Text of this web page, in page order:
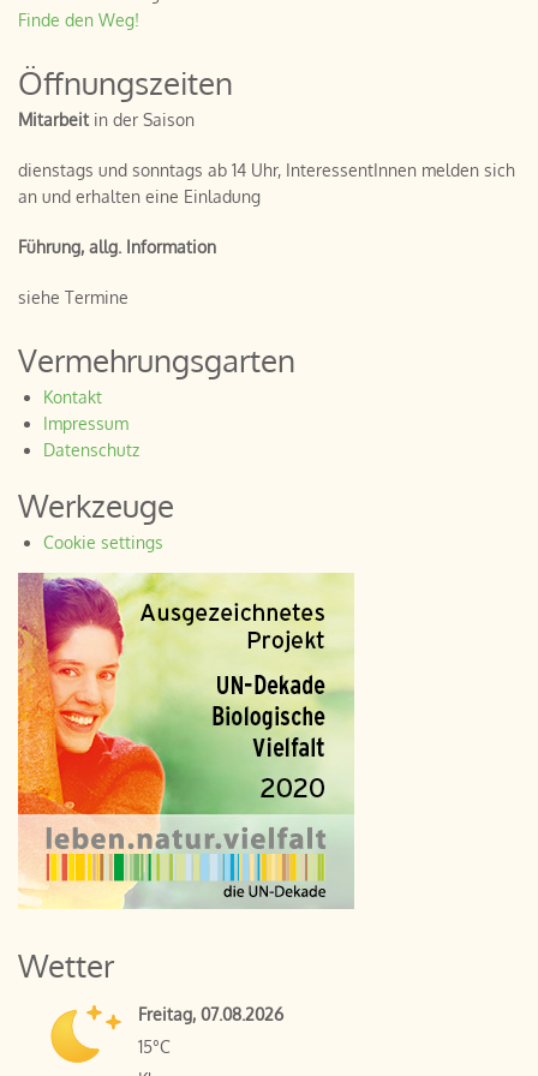
Finde den Weg!
Öffnungszeiten
Mitarbeit in der Saison
dienstags und sonntags ab 14 Uhr, InteressentInnen melden sich
an und erhalten eine Einladung
Führung, allg. Information
siehe Termine
Vermehrungsgarten
Kontakt
Impressum
Datenschutz
Werkzeuge
Cookie settings
Wetter
Freitag, 07.08.2026
15°C